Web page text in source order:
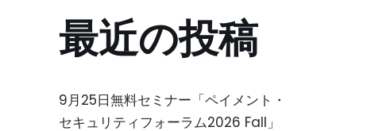
最近の投稿
9月25日無料セミナー「ペイメント・
セキュリティフォーラム2026 Fall」